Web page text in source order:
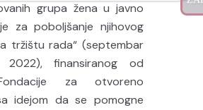
grupa žena u javno
za poboljšanje njihovog
tržištu rada“ (septembar
2022), finansiranog od
za otvoreno
idejom da se pomogne